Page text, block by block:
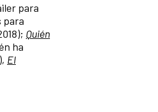
para
para
Quién
ha
El